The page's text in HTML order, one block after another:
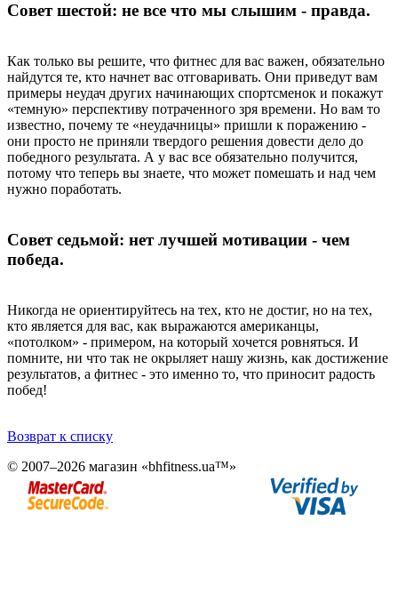
Совет шестой: не все что мы слышим - правда.
Как только вы решите, что фитнес для вас важен, обязательно
найдутся те, кто начнет вас отговаривать. Они приведут вам
примеры неудач других начинающих спортсменок и покажут
«темную» перспективу потраченного зря времени. Но вам то
известно, почему те «неудачницы» пришли к поражению -
они просто не приняли твердого решения довести дело до
победного результата. А у вас все обязательно получится,
потому что теперь вы знаете, что может помешать и над чем
нужно поработать.
Совет седьмой: нет лучшей мотивации - чем
победа.
Никогда не ориентируйтесь на тех, кто не достиг, но на тех,
кто является для вас, как выражаются американцы,
«потолком» - примером, на который хочется ровняться. И
помните, ни что так не окрыляет нашу жизнь, как достижение
результатов, а фитнес - это именно то, что приносит радость
побед!
Возврат к списку
© 2007–2026 магазин «bhfitness.ua™»